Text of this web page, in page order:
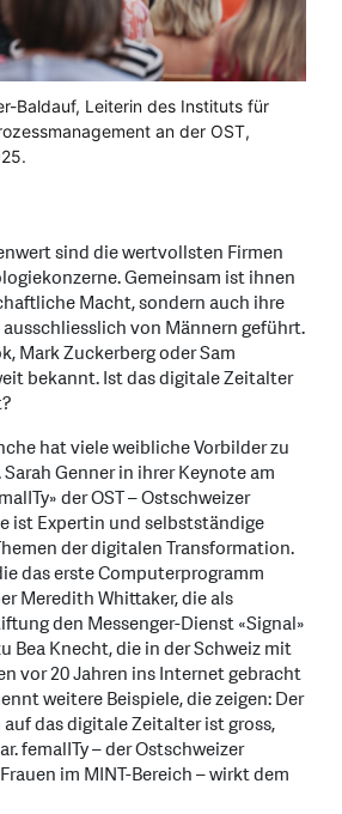
Baldauf, Leiterin des Instituts für
an der OST,
sind die wertvollsten Firmen
Gemeinsam ist ihnen
Macht, sondern auch ihre
von Männern geführt.
Mark Zuckerberg oder Sam
bekannt. Ist das digitale Zeitalter
hat viele weibliche Vorbilder zu
Genner in ihrer Keynote am
der OST – Ostschweizer
ist Expertin und selbstständige
der digitalen Transformation.
das erste Computerprogramm
Meredith Whittaker, die als
den Messenger-Dienst «Signal»
Bea Knecht, die in der Schweiz mit
vor 20 Jahren ins Internet gebracht
weitere Beispiele, die zeigen: Der
das digitale Zeitalter ist gross,
femalITy – der Ostschweizer
im MINT-Bereich – wirkt dem